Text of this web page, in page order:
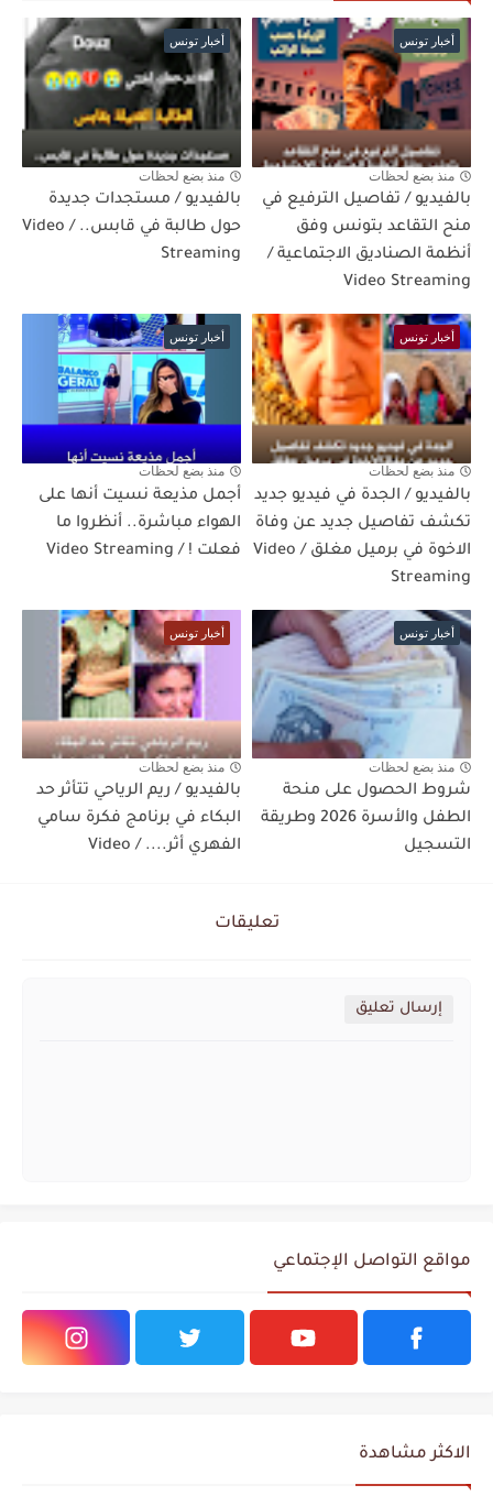
أخبار تونس
منذ بضع لحظات
بالفيديو / تفاصيل الترفيع في
منح التقاعد بتونس وفق
أنظمة الصناديق الاجتماعية /
Video Streaming
أخبار تونس
منذ بضع لحظات
بالفيديو / مستجدات جديدة
حول طالبة في قابس.. / Video
Streaming
أخبار تونس
منذ بضع لحظات
بالفيديو / الجدة في فيديو جديد
تكشف تفاصيل جديد عن وفاة
الاخوة في برميل مغلق / Video
Streaming
أخبار تونس
منذ بضع لحظات
أجمل مذيعة نسيت أنها على
الهواء مباشرة.. أنظروا ما
فعلت ! / Video Streaming
أخبار تونس
منذ بضع لحظات
شروط الحصول على منحة
الطفل والأسرة 2026 وطريقة
التسجيل
أخبار تونس
منذ بضع لحظات
بالفيديو / ريم الرياحي تتأثر حد
البكاء في برنامج فكرة سامي
الفهري أثر.... / Video
تعليقات
إرسال تعليق
مواقع التواصل الإجتماعي
الاكثر مشاهدة